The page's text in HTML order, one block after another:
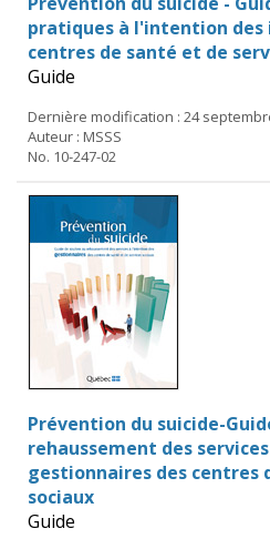
pratiques à l'intention des
centres de santé et de
Guide
Dernière modification : 24
Auteur : MSSS
No. 10-247-02
Prévention du suicide-
rehaussement des
gestionnaires des centres
sociaux
Guide